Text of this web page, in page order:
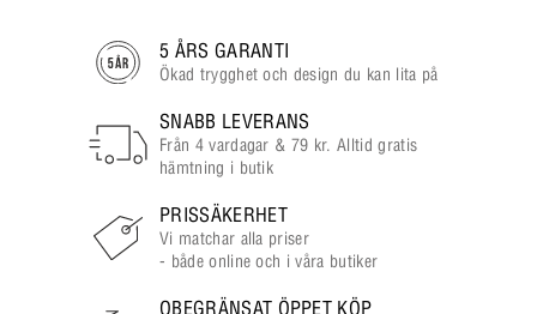
5 ÅRS GARANTI
Ökad trygghet och design du kan lita på
SNABB LEVERANS
Från 4 vardagar & 79 kr. Alltid gratis
hämtning i butik
PRISSÄKERHET
Vi matchar alla priser
- både online och i våra butiker
OBEGRÄNSAT ÖPPET KÖP